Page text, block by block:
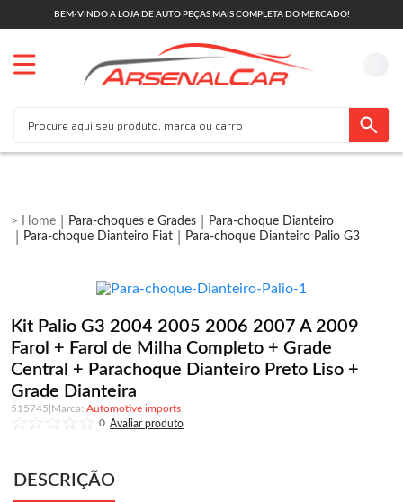
BEM-VINDO A LOJA DE AUTO PEÇAS MAIS COMPLETA DO MERCADO!
Para-choques e Grades
Para-choque Dianteiro
Para-choque Dianteiro Fiat
Para-choque Dianteiro Palio G3
Kit Palio G3 2004 2005 2006 2007 A 2009
Farol + Farol de Milha Completo + Grade
Central + Parachoque Dianteiro Preto Liso +
Grade Dianteira
515745
Automotive imports
0
DESCRIÇÃO